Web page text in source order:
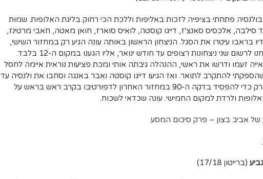
את עונת 12/13 בולנסיה פתחתי בציפיה לזכות באליפות וללכת הכי רחוק בליגת האלופות. שמות
סילבה, אלכסיס סאנצ'ז, דייגו קוסטה, לואיס סוארז, חואן מאטה, חאבי מרטינז,
בראבו עיטרו את הסגל. הניצחון הראשון באותה עונה הגיע רק במחזור השישי,
ולאחריו לא הצלחנו לרשום שני ניצחונות רצופים עד חודש ינואר, אליו הגענו במקום ה-12 בלבד.
זעמו ודרשו את ראשי, ההנהלה גיבתה אותי ומכת פציעות נוראית איימה לחסל
להתקרב לתואר. ואז הגיעו דייגו קוסטה ואבר באנגה וסחבו את ולנסיה עד
המקום השלישי, רק כדי להפסיד בדקה ה-90 במחזור האחרון לדפורטיבו בקרב ראש בראש על
ולרדת למקום החמישי. עונה שכדאי לשכוח.
(ברייטון 17/18)